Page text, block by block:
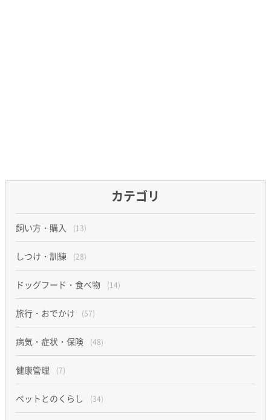
カテゴリ
飼い方・購入 (13)
しつけ・訓練 (28)
ドッグフード・食べ物 (14)
旅行・おでかけ (57)
病気・症状・保険 (48)
健康管理 (7)
ペットとのくらし (34)